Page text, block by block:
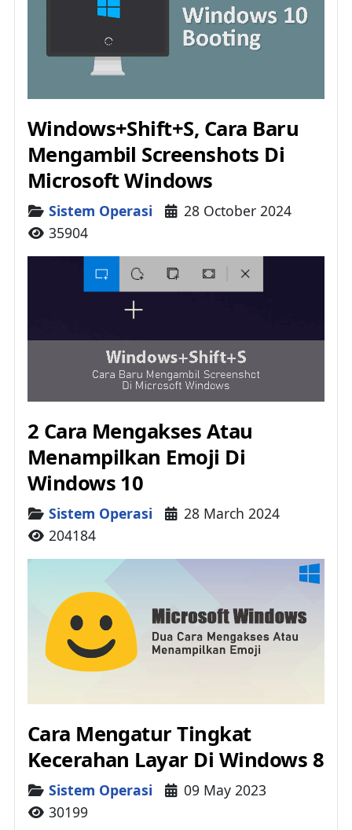
Windows+Shift+S, Cara Baru
Mengambil Screenshots Di
Microsoft Windows
Details
Sistem Operasi
28 October 2024
35904
2 Cara Mengakses Atau
Menampilkan Emoji Di
Windows 10
Details
Sistem Operasi
28 March 2024
204184
Cara Mengatur Tingkat
Kecerahan Layar Di Windows 8
Details
Sistem Operasi
09 May 2023
30199